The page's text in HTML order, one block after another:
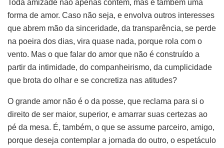
Toda amizade não apenas contém, mas é também uma
forma de amor. Caso não seja, e envolva outros interesses
que abrem mão da sinceridade, da transparência, se perde
na poeira dos dias, vira quase nada, porque rola com o
vento. Mas o que falar do amor que não é construído a
partir da intimidade, do companheirismo, da cumplicidade
que brota do olhar e se concretiza nas atitudes?
O grande amor não é o da posse, que reclama para si o
direito de ser maior, superior, e amarrar suas certezas ao
pé da mesa. É, também, o que se assume parceiro, amigo,
porque deseja contemplar a jornada do outro, o espetáculo